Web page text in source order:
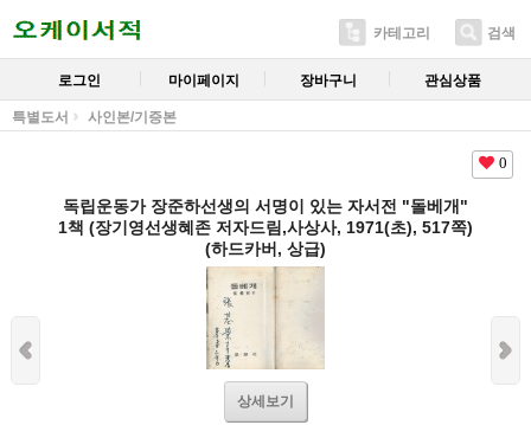
카테고리 검색
로그인 마이페이지 장바구니 관심상품
특별도서 사인본/기증본
0
독립운동가 장준하선생의 서명이 있는 자서전 "돌베개"
1책 (장기영선생혜존 저자드림,사상사, 1971(초), 517쪽)
(하드카버, 상급)
상세보기